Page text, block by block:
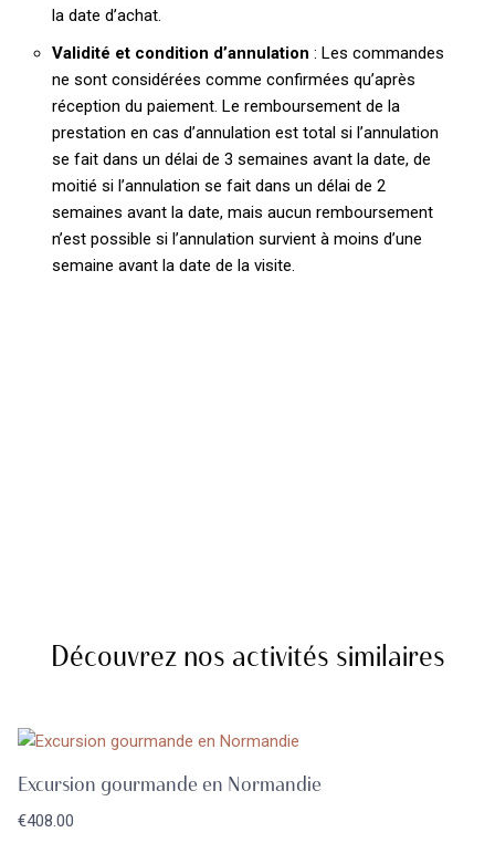
la date d’achat.
Validité et condition d’annulation : Les commandes
ne sont considérées comme confirmées qu’après
réception du paiement. Le remboursement de la
prestation en cas d’annulation est total si l’annulation
se fait dans un délai de 3 semaines avant la date, de
moitié si l’annulation se fait dans un délai de 2
semaines avant la date, mais aucun remboursement
n’est possible si l’annulation survient à moins d’une
semaine avant la date de la visite.
Découvrez nos activités similaires
Excursion gourmande en Normandie
€408.00